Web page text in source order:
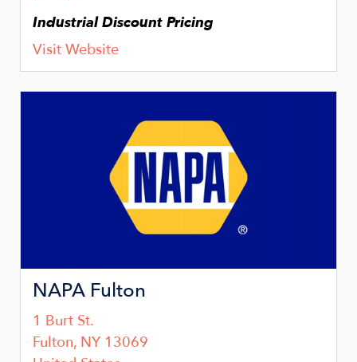
Industrial Discount Pricing
Visit Website
NAPA Fulton
1 Burt St.
Fulton, NY 13069